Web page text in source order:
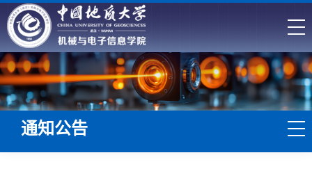
通知公告